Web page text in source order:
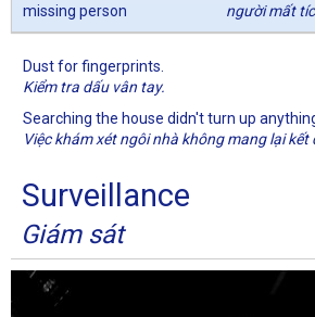
missing person người mất
Dust for fingerprints.
Kiểm tra dấu vân tay.
Searching the house didn't turn up
Việc khám xét ngôi nhà không mang lại kết
Surveillance
Giám sát